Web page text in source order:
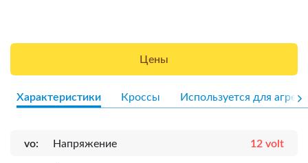
Цены
Характеристики Кроссы Используется для
vo: Напряжение 12 volt